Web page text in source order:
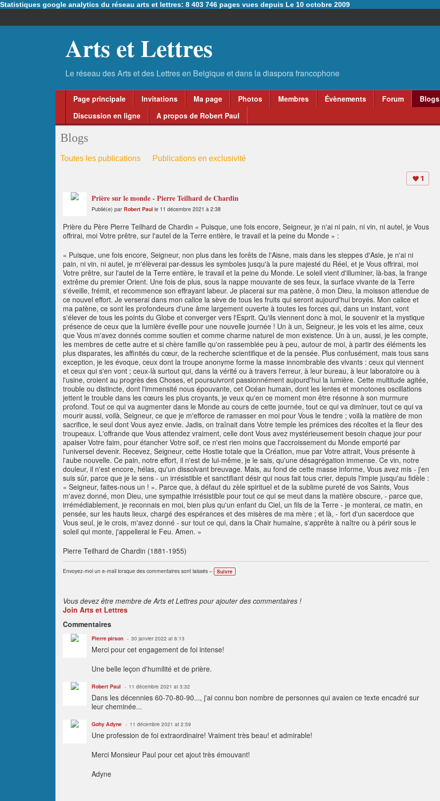
Statistiques google analytics du réseau arts et lettres: 8 403 746 pages vues depuis Le 10 octobre 2009
Arts et Lettres
Page principale Invitations Ma page Photos Membres Évènements Forum Blogs
Discussion en ligne
A propos de Robert Paul
Blogs
Toutes les publications Publications en exclusivité
1
Prière sur le monde - Pierre Teilhard de Chardin
Publié(e) par Robert Paul le 11 décembre 2021 à 2:38
Prière du Père Pierre Teilhard de Chardin « Puisque, une fois encore, Seigneur, je n'ai ni pain, ni vin, ni autel, je Vous
offrirai, moi Votre prêtre, sur l'autel de la Terre entière, le travail et la peine du Monde » :
« Puisque, une fois encore, Seigneur, non plus dans les forêts de l'Aisne, mais dans les steppes d'Asie, je n'ai ni
pain, ni vin, ni autel, je m'élèverai par-dessus les symboles jusqu'à la pure majesté du Réel, et je Vous offrirai, moi
Votre prêtre, sur l'autel de la Terre entière, le travail et la peine du Monde. Le soleil vient d'illuminer, là-bas, la frange
extrême du premier Orient. Une fois de plus, sous la nappe mouvante de ses feux, la surface vivante de la Terre
s'éveille, frémit, et recommence son effrayant labeur. Je placerai sur ma patène, ô mon Dieu, la moisson attendue de
ce nouvel effort. Je verserai dans mon calice la sève de tous les fruits qui seront aujourd'hui broyés. Mon calice et
ma patène, ce sont les profondeurs d'une âme largement ouverte à toutes les forces qui, dans un instant, vont
s'élever de tous les points du Globe et converger vers l'Esprit. Qu'ils viennent donc à moi, le souvenir et la mystique
présence de ceux que la lumière éveille pour une nouvelle journée ! Un à un, Seigneur, je les vois et les aime, ceux
que Vous m'avez donnés comme soutien et comme charme naturel de mon existence. Un à un, aussi, je les compte,
les membres de cette autre et si chère famille qu'on rassemblée peu à peu, autour de moi, à partir des éléments les
plus disparates, les affinités du cœur, de la recherche scientifique et de la pensée. Plus confusément, mais tous sans
exception, je les évoque, ceux dont la troupe anonyme forme la masse innombrable des vivants : ceux qui viennent
et ceux qui s'en vont ; ceux-là surtout qui, dans la vérité ou à travers l'erreur, à leur bureau, à leur laboratoire ou à
l'usine, croient au progrès des Choses, et poursuivront passionnément aujourd'hui la lumière. Cette multitude agitée,
trouble ou distincte, dont l'immensité nous épouvante, cet Océan humain, dont les lentes et monotones oscillations
jettent le trouble dans les cœurs les plus croyants, je veux qu'en ce moment mon être résonne à son murmure
profond. Tout ce qui va augmenter dans le Monde au cours de cette journée, tout ce qui va diminuer, tout ce qui va
mourir aussi, voilà, Seigneur, ce que je m'efforce de ramasser en moi pour Vous le tendre ; voilà la matière de mon
sacrifice, le seul dont Vous ayez envie. Jadis, on traînait dans Votre temple les prémices des récoltes et la fleur des
troupeaux. L'offrande que Vous attendez vraiment, celle dont Vous avez mystérieusement besoin chaque jour pour
apaiser Votre faim, pour étancher Votre soif, ce n'est rien moins que l'accroissement du Monde emporté par
l'universel devenir. Recevez, Seigneur, cette Hostie totale que la Création, mue par Votre attrait, Vous présente à
l'aube nouvelle. Ce pain, notre effort, il n'est de lui-même, je le sais, qu'une désagrégation immense. Ce vin, notre
douleur, il n'est encore, hélas, qu'un dissolvant breuvage. Mais, au fond de cette masse informe, Vous avez mis - j'en
suis sûr, parce que je le sens - un irrésistible et sanctifiant désir qui nous fait tous crier, depuis l'impie jusqu'au fidèle :
« Seigneur, faites-nous un ! ». Parce que, à défaut du zèle spirituel et de la sublime pureté de vos Saints, Vous
m'avez donné, mon Dieu, une sympathie irrésistible pour tout ce qui se meut dans la matière obscure, - parce que,
irrémédiablement, je reconnais en moi, bien plus qu'un enfant du Ciel, un fils de la Terre - je monterai, ce matin, en
pensée, sur les hauts lieux, chargé des espérances et des misères de ma mère ; et là, - fort d'un sacerdoce que
Vous seul, je le crois, m'avez donné - sur tout ce qui, dans la Chair humaine, s'apprête à naître ou à périr sous le
soleil qui monte, j'appellerai le Feu. Amen. »
Pierre Teilhard de Chardin (1881-1955)
Envoyez-moi un e-mail lorsque des commentaires sont laissés – Suivre
Vous devez être membre de Arts et Lettres pour ajouter des commentaires !
Join Arts et Lettres
Commentaires
Pierre pirson 30 janvier 2022 at 6:13
Merci pour cet engagement de foi intense!
Une belle leçon d'humilité et de prière.
Robert Paul 11 décembre 2021 at 3:32
Dans les décennies 60-70-80-90..., j'ai connu bon nombre de personnes qui avaien ce texte encadré sur
leur cheminée...
Gohy Adyne 11 décembre 2021 at 2:59
Une profession de foi extraordinaire! Vraiment très beau! et admirable!
Merci Monsieur Paul pour cet ajout très émouvant!
Adyne